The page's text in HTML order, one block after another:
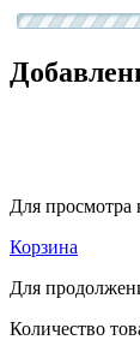
Для просмотра
Корзина
Для
Количество